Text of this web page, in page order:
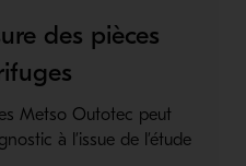
des pièces
Metso Outotec peut
à l’issue de l’étude